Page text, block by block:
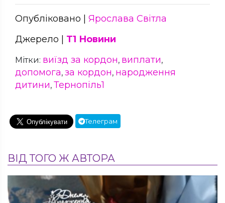
Опубліковано | Ярослава Світла
Джерело | Т1 Новини
Мітки: виїзд за кордон, виплати,
допомога, за кордон, народження
дитини, Тернопіль1
Телеграм
ВІД ТОГО Ж АВТОРА